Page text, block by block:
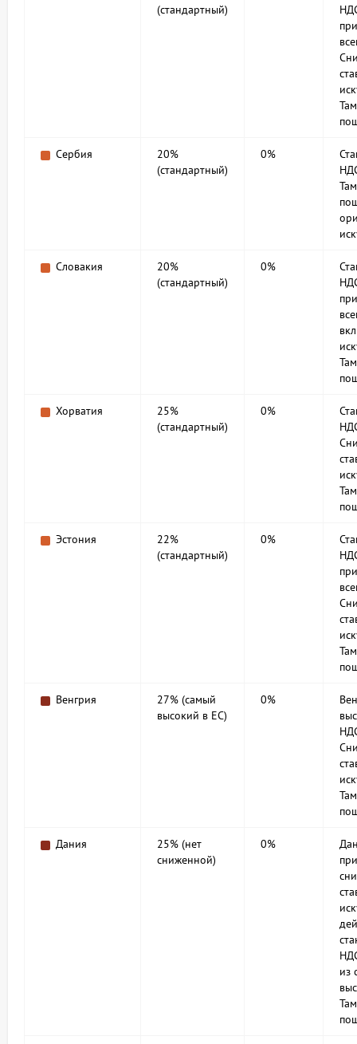
(стандартный)
Сербия
20%
(стандартный)
0%
Словакия
20%
(стандартный)
0%
Хорватия
25%
(стандартный)
0%
Эстония
22%
(стандартный)
0%
Венгрия
27% (самый
высокий в ЕС)
0%
Дания
25% (нет
сниженной)
0%
из